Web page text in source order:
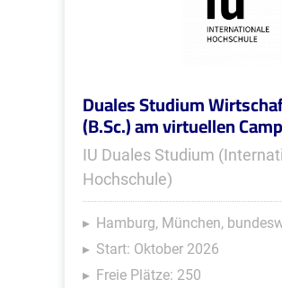
Duales Studium
(B.Sc.) am virtuellen
IU Duales Studium
Hochschule)
Hamburg, München,
Start: Oktober 2026
Freie Plätze: 250